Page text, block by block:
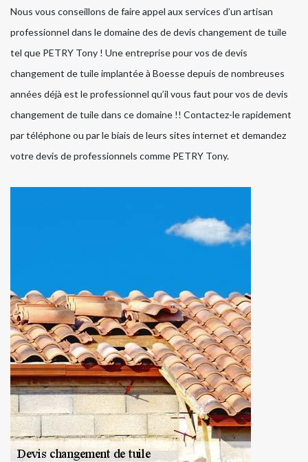
Nous vous conseillons de faire appel aux services d’un artisan
professionnel dans le domaine des de devis changement de tuile
tel que PETRY Tony ! Une entreprise pour vos de devis
changement de tuile implantée à Boesse depuis de nombreuses
années déjà est le professionnel qu’il vous faut pour vos de devis
changement de tuile dans ce domaine !! Contactez-le rapidement
par téléphone ou par le biais de leurs sites internet et demandez
votre devis de professionnels comme PETRY Tony.